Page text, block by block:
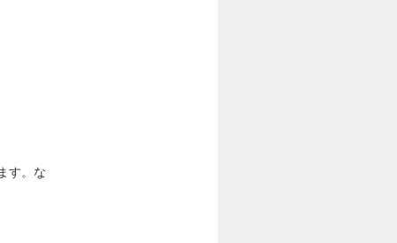
す。な